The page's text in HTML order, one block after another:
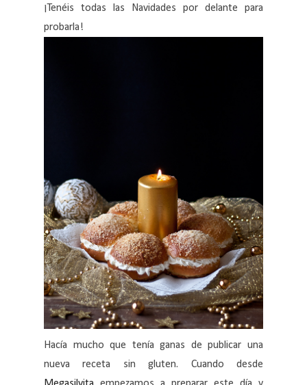
¡Tenéis todas las Navidades por delante para
probarla!
Hacía mucho que tenía ganas de publicar una
nueva receta sin gluten. Cuando desde